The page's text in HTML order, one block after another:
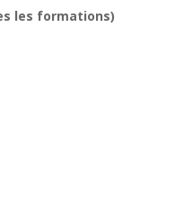
les formations)